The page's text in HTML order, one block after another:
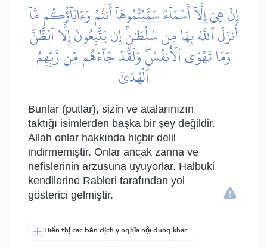
إِنۡ هِيَ إِلَّآ أَسۡمَآءٞ سَمَّيۡتُمُوهَآ أَنتُمۡ وَءَابَآؤُكُم مَّآ
أَنزَلَ ٱللَّهُ بِهَا مِن سُلۡطَٰنٍۚ إِن يَتَّبِعُونَ إِلَّا ٱلظَّنَّ
وَمَا تَهۡوَى ٱلۡأَنفُسُۖ وَلَقَدۡ جَآءَهُم مِّن رَّبِّهِمُ
ٱلۡهُدَىٰٓ
Bunlar (putlar), sizin ve atalarınızın
taktığı isimlerden başka bir şey değildir.
Allah onlar hakkında hiçbir delil
indirmemiştir. Onlar ancak zanna ve
nefislerinin arzusuna uyuyorlar. Halbuki
kendilerine Rableri tarafından yol
gösterici gelmiştir.
Hiển thị các bản dịch ý nghĩa nội dung khác